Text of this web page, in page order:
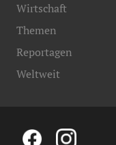
Wirtschaft
Themen
Reportagen
Weltweit